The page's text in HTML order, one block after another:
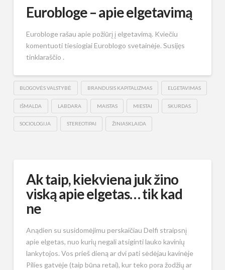
Eurobloge – apie elgetavimą
Eurobloge rašau apie požiūrį į elgetavimą. Kviečiu
komentuoti tiesiogiai Euroblogo svetainėje. Susijęs
tinklaraščio .
BLOGOVĖS VALSTYBĖ BRANDUSIS KAPITALIZMAS ELGETAVIMAS
IŠMALDA LABDARA MAISTAS MIESTAI SKURDAS
SOCIOLOGIJA STEREOTIPAI ŽINIASKLAIDA
Ak taip, kiekviena juk žino
viską apie elgetas… tik kad
ne
Anądien su susidomėjimu perskaičiau Delfi straipsnį
apie elgetas, nuo kurių negali atsiginti lauko kavinių
lankytojos. Vos prieš dieną ar dvi pati sėdėjau kavinėje
Pilies gatvėje (taip būna retai), kur teko pora žodžių ar